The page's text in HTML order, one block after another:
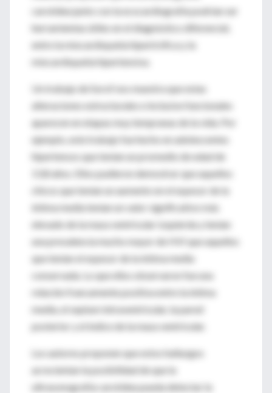
carotídea junto con la ecocardiografía podrían ser
herramientas útiles en el diagnóstico diferencial,
entre la miocardiopatía hipertrófica y la
miocardiopatía hipertensiva.
Un trabajo de Sorof nos muestra que estas
alteraciones estructurales e inclusive funcionales
aparecen en etapas muy tempranas de la vida. Por
ejemplo, este trabajo fue hecho en adolescentes
hipertensos que tenían un promedio de edad de
13,8 años. Ellos pudieron demostrar que aquellos
chicos que tenían un aumento en el espesor de la
íntima media tenían un valor significativo más
elevado de la masa ventricular izquierda y tenían
una prevalencia mucho mayor de HVI que aquellos
que tenían el espesor de la íntima media
conservada. Lo que ellos observaron fue una
relación francamente positiva entre la íntima
media, el septum intraventricular, la pared
posterior y el índice de la masa ventricular.
Los autores proponen que estos hallazgos
acrecientan la posibilidad de que la
ultrasonografía carotídea pueda detectar la